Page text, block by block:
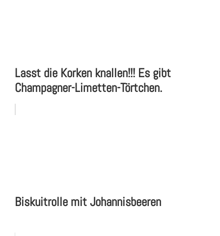
Lasst die Korken knallen!!! Es gibt
Champagner-Limetten-Törtchen.
Biskuitrolle mit Johannisbeeren